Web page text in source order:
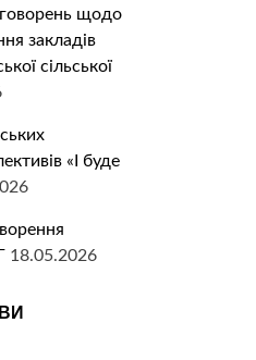
щодо
закладів
сільської
«І буде
18.05.2026